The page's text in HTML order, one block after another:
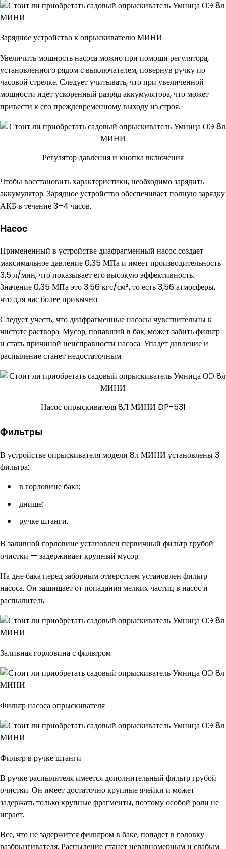
Зарядное устройство к опрыскивателю МИНИ
Увеличить мощность насоса можно при помощи регулятора,
установленного рядом с выключателем, повернув ручку по
часовой стрелке. Следует учитывать, что при увеличенной
мощности идет ускоренный разряд аккумулятора, что может
привести к его преждевременному выходу из строя.
Регулятор давления и кнопка включения
Чтобы восстановить характеристики, необходимо зарядить
аккумулятор. Зарядное устройство обеспечивает полную зарядку
АКБ в течение 3–4 часов.
Насос
Примененный в устройстве диафрагменный насос создает
максимальное давление 0,35 МПа и имеет производительность
3,5 л/мин, что показывает его высокую эффективность.
Значение 0,35 МПа это 3.56 кгс/см², то есть 3,56 атмосферы,
что для нас более привычно.
Следует учесть, что диафрагменные насосы чувствительны к
чистоте раствора. Мусор, попавший в бак, может забить фильтр
и стать причиной неисправности насоса. Упадет давление и
распыление станет недостаточным.
Насос опрыскивателя 8Л МИНИ DP-531
Фильтры
В устройстве опрыскивателя модели 8л МИНИ установлены 3
фильтра:
в горловине бака;
днище;
ручке штанги.
В заливной горловине установлен первичный фильтр грубой
очистки — задерживает крупный мусор.
На дне бака перед заборным отверстием установлен фильтр
насоса. Он защищает от попадания мелких частиц в насос и
распылитель.
Заливная горловина с фильтром
Фильтр насоса опрыскивателя
Фильтр в ручке штанги
В ручке распылителя имеется дополнительный фильтр грубой
очистки. Он имеет достаточно крупные ячейки и может
задержать только крупные фрагменты, поэтому особой роли не
играет.
Все, что не задержится фильтром в баке, попадет в головку